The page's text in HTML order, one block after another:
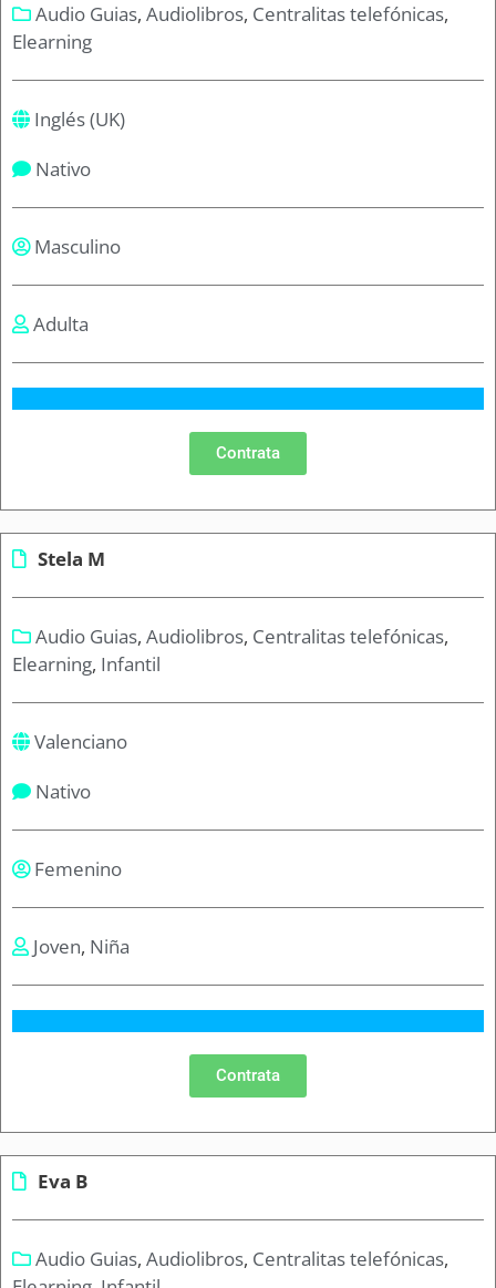
Audio Guias, Audiolibros, Centralitas telefónicas,
Elearning
Inglés (UK)
Nativo
Masculino
Adulta
Contrata
Stela M
Audio Guias, Audiolibros, Centralitas telefónicas,
Elearning, Infantil
Valenciano
Nativo
Femenino
Joven, Niña
Contrata
Eva B
Audio Guias, Audiolibros, Centralitas telefónicas,